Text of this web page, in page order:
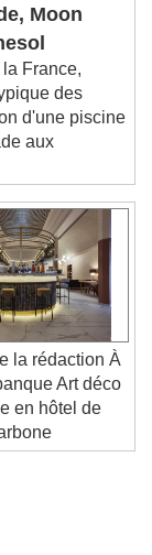
cancel
Moon
France,
des
d'une piscine
aux
À
Art déco
en hôtel de